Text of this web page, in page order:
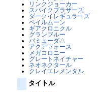
リンクジョーカー
スパイクブラザーズ
ダークイレギュラーズ
ペイルムーン
ギアクロニクル
グランブルー
バミューダ△
アクアフォース
メガコロニー
グレートネイチャー
ネオネクタール
クレイエレメンタル
タイトル